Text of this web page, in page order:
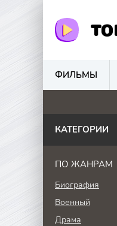
ФИЛЬМЫ
4.8
КАТЕГОРИИ
ПО ЖАНРАМ
Биография
Военный
Драма